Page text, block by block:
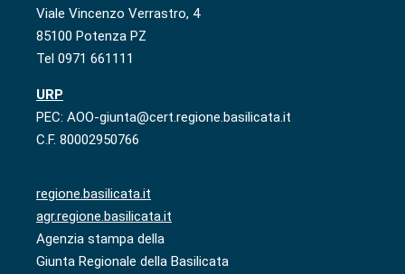
Viale Vincenzo Verrastro, 4
85100 Potenza PZ
Tel 0971 661111
URP
PEC: AOO-giunta@cert.regione.basilicata.it
C.F. 80002950766
regione.basilicata.it
agr.regione.basilicata.it
Agenzia stampa della
Giunta Regionale della Basilicata